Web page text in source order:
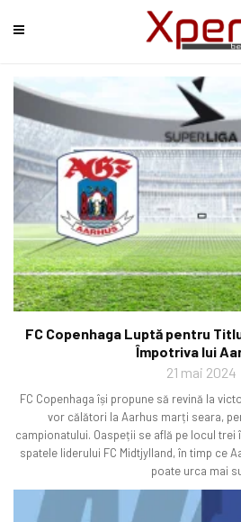
FC Copenhaga Luptă pentru
Împotriva lui
21 mai 2024
FC Copenhaga își propune să revină la
vor călători la Aarhus marți seara,
campionatului. Oaspeții se află pe locul trei
spatele liderului FC Midtjylland, în timp ce
poate urca mai